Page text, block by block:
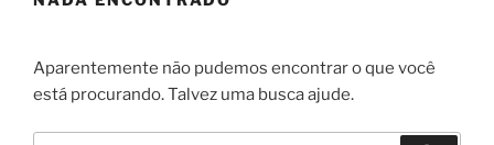
Aparentemente não pudemos encontrar o que você
está procurando. Talvez uma busca ajude.